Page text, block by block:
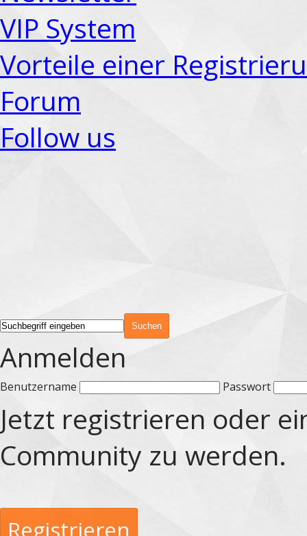
VIP System
Vorteile einer
Forum
Follow us
Anmelden
Benutzername Passwort
Jetzt registrieren oder
Community zu werden.
Registrieren